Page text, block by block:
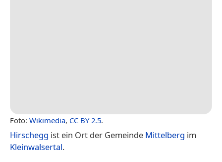
Foto: Wikimedia, CC BY 2.5.
Hirschegg ist ein Ort der Gemeinde Mittelberg im
Kleinwalsertal.